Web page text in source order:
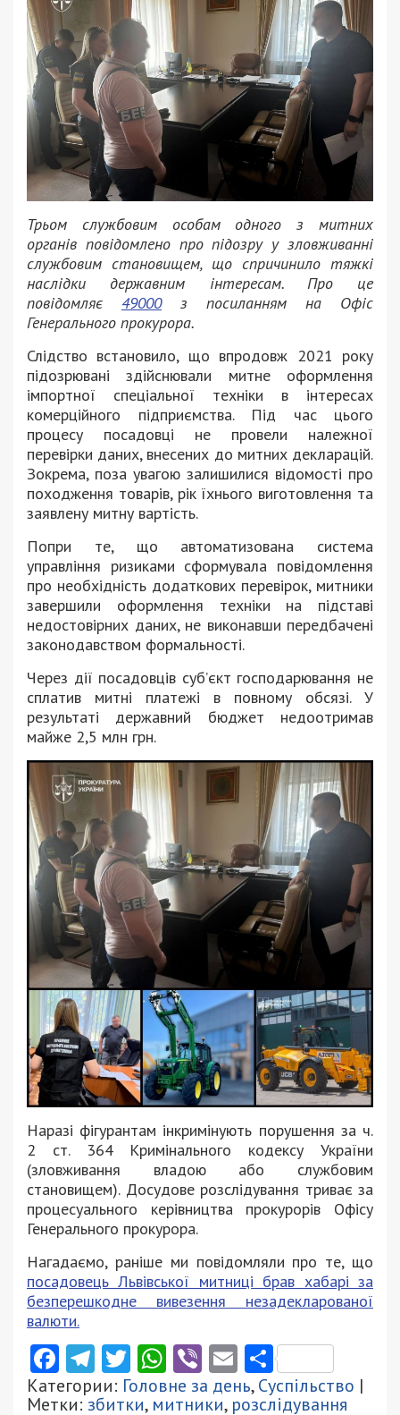
Трьом службовим особам одного з митних
органів повідомлено про підозру у зловживанні
службовим становищем, що спричинило тяжкі
наслідки державним інтересам. Про це
повідомляє 49000з посиланням на Офіс
Генерального прокурора.
Слідство встановило, що впродовж 2021 року
підозрювані здійснювали митне оформлення
імпортної спеціальної техніки в інтересах
комерційного підприємства. Під час цього
процесу посадовці не провели належної
перевірки даних, внесених до митних декларацій.
Зокрема, поза увагою залишилися відомості про
походження товарів, рік їхнього виготовлення та
заявлену митну вартість.
Попри те, що автоматизована система
управління ризиками сформувала повідомлення
про необхідність додаткових перевірок, митники
завершили оформлення техніки на підставі
недостовірних даних, не виконавши передбачені
законодавством формальності.
Через дії посадовців суб’єкт господарювання не
сплатив митні платежі в повному обсязі. У
результаті державний бюджет недоотримав
майже 2,5 млн грн.
Наразі фігурантам інкримінують порушення за ч.
2 ст. 364 Кримінального кодексу України
(зловживання владою або службовим
становищем). Досудове розслідування триває за
процесуального керівництва прокурорів Офісу
Генерального прокурора.
Нагадаємо, раніше ми повідомляли про те, що
посадовець Львівської митниці брав хабарі за
безперешкодне вивезення незадекларованої
валюти.
Facebook
Telegram
Twitter
WhatsApp
ViberEmail
Категории: Головне за день,Суспільство |
Метки: збитки, митники, розслідування